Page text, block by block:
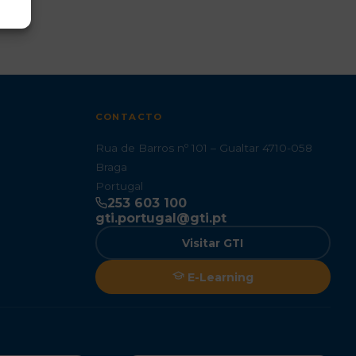
CONTACTO
Rua de Barros nº 101 – Gualtar 4710-058
Braga
Portugal
253 603 100
gti.portugal@gti.pt
Visitar GTI
E-Learning